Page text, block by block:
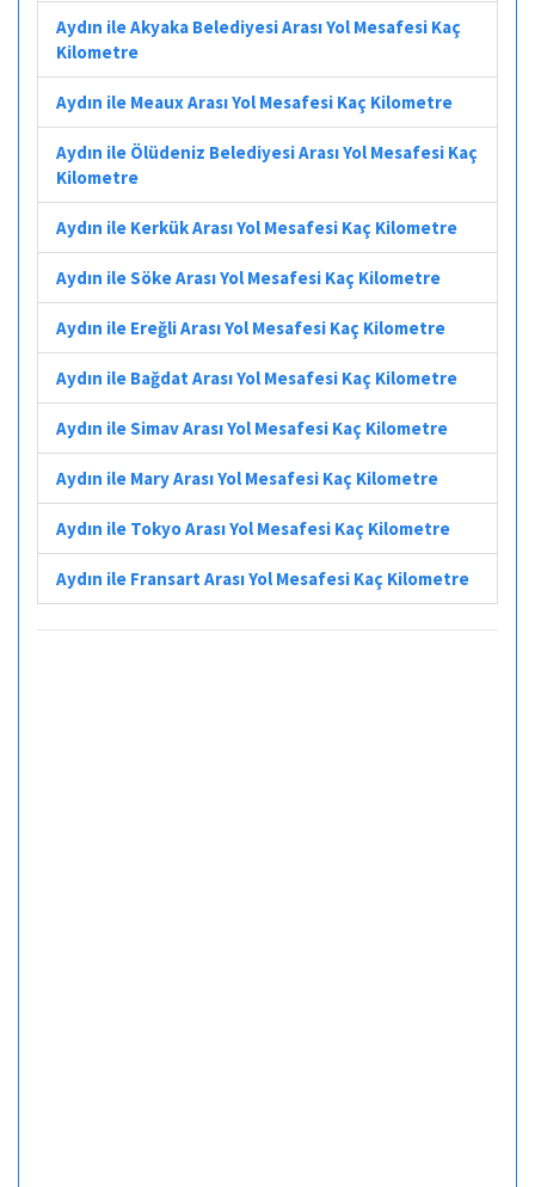
Aydın ile Akyaka Belediyesi Arası Yol Mesafesi Kaç
Kilometre
Aydın ile Meaux Arası Yol Mesafesi Kaç Kilometre
Aydın ile Ölüdeniz Belediyesi Arası Yol Mesafesi Kaç
Kilometre
Aydın ile Kerkük Arası Yol Mesafesi Kaç Kilometre
Aydın ile Söke Arası Yol Mesafesi Kaç Kilometre
Aydın ile Ereğli Arası Yol Mesafesi Kaç Kilometre
Aydın ile Bağdat Arası Yol Mesafesi Kaç Kilometre
Aydın ile Simav Arası Yol Mesafesi Kaç Kilometre
Aydın ile Mary Arası Yol Mesafesi Kaç Kilometre
Aydın ile Tokyo Arası Yol Mesafesi Kaç Kilometre
Aydın ile Fransart Arası Yol Mesafesi Kaç Kilometre